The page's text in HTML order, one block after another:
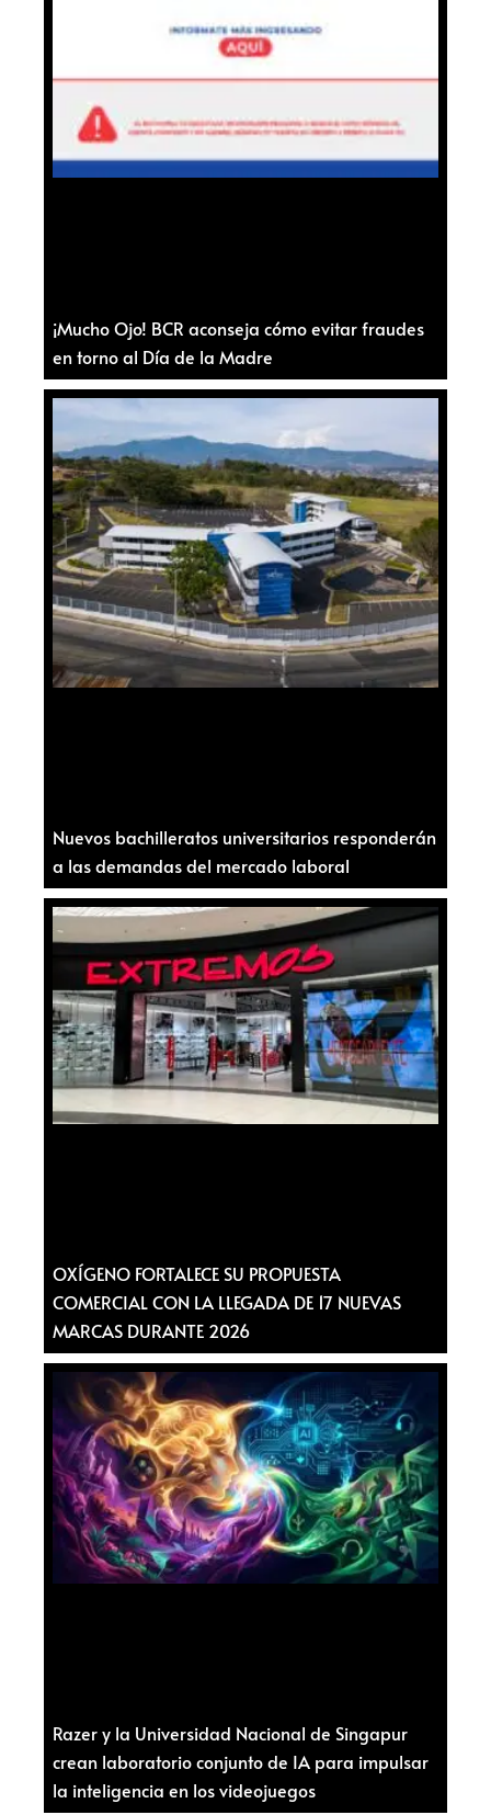
¡Mucho Ojo! BCR aconseja cómo evitar fraudes
en torno al Día de la Madre
Nuevos bachilleratos universitarios responderán
a las demandas del mercado laboral
OXÍGENO FORTALECE SU PROPUESTA
COMERCIAL CON LA LLEGADA DE 17 NUEVAS
MARCAS DURANTE 2026
Razer y la Universidad Nacional de Singapur
crean laboratorio conjunto de IA para impulsar
la inteligencia en los videojuegos